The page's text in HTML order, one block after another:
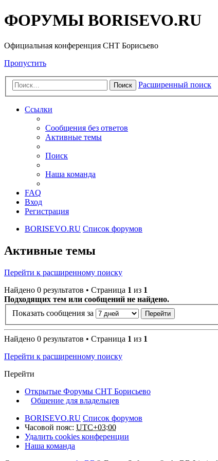
ФОРУМЫ BORISEVO.RU
Официальная конференция СНТ Борисьево
Пропустить
Поиск Расширенный поиск
Ссылки
Сообщения без ответов
Активные темы
Поиск
Наша команда
FAQ
Вход
Регистрация
BORISEVO.RU Список форумов
Активные темы
Перейти к расширенному поиску
Найдено 0 результатов • Страница 1 из 1
Подходящих тем или сообщений не найдено.
Показать сообщения за
Найдено 0 результатов • Страница 1 из 1
Перейти к расширенному поиску
Перейти
Открытые Форумы СНТ Борисьево
Общение для владельцев
BORISEVO.RU Список форумов
Часовой пояс: UTC+03:00
Удалить cookies конференции
Наша команда